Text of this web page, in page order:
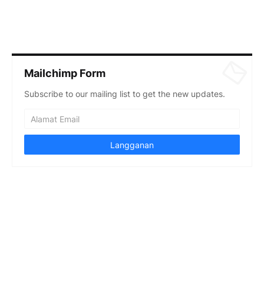
Mailchimp Form
Subscribe to our mailing list to get the new updates.